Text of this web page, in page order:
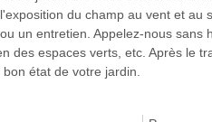
du champ au vent et au
un entretien. Appelez-nous sans
des espaces verts, etc. Après le
état de votre jardin.